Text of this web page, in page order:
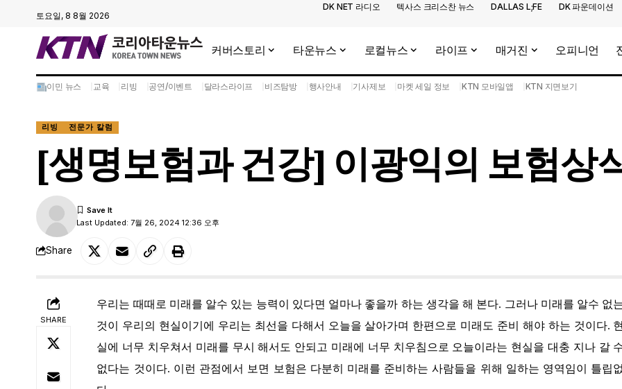
토요일, 8 8월 2026
DK NET 라디오 텍사스 크리스찬 뉴스 DALLAS L;FE DK 파운데이션
커버스토리 타운뉴스 로컬뉴스 라이프 매거진 오피니언
이민 뉴스 교육 리빙 공연/이벤트 달라스라이프 비즈탐방 행사안내 기사제보 마켓 세일 정보 KTN 모바일앱 KTN 지면보기
리빙 전문가 칼럼
[생명보험과 건강] 이광익의 보험상
Last Updated: 7월 26, 2024 12:36 오후
Share
SHARE
우리는 때때로 미래를 알수 있는 능력이 있다면 얼마나 좋을까 하는 생각을 해 본다. 그러나 미래를 알수 없
것이 우리의 현실이기에 우리는 최선을 다해서 오늘을 살아가며 한편으로 미래도 준비 해야 하는 것이다. 현
실에 너무 치우쳐서 미래를 무시 해서도 안되고 미래에 너무 치우침으로 오늘이라는 현실을 대충 지나 갈
없다는 것이다. 이런 관점에서 보면 보험은 다분히 미래를 준비하는 사람들을 위해 일하는 영역임이 틀립없